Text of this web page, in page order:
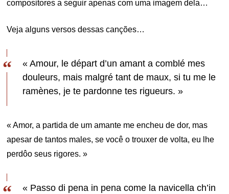
compositores a seguir apenas com uma imagem dela…
Veja alguns versos dessas canções…
« Amour, le départ d’un amant a comblé mes
douleurs, mais malgré tant de maux, si tu me le
ramènes, je te pardonne tes rigueurs. »
« Amor, a partida de um amante me encheu de dor, mas
apesar de tantos males, se você o trouxer de volta, eu lhe
perdôo seus rigores. »
« Passo di pena in pena come la navicella ch’in